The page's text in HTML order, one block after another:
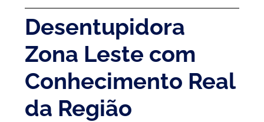
Desentupidora
Zona Leste com
Conhecimento Real
da Região